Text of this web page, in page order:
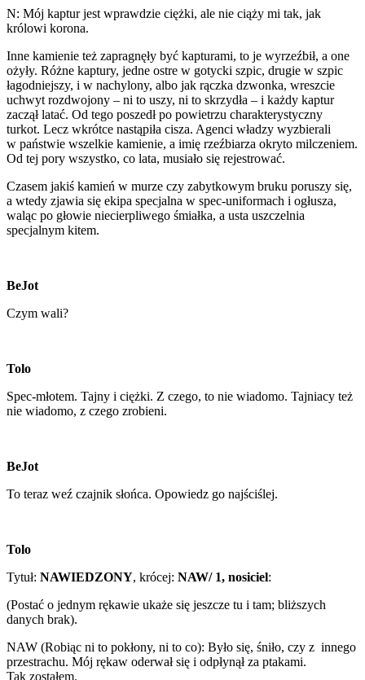
N: Mój kaptur jest wprawdzie ciężki, ale nie ciąży mi tak, jak
królowi korona.
Inne kamienie też zapragnęły być kapturami, to je wyrzeźbił, a one
ożyły. Różne kaptury, jedne ostre w gotycki szpic, drugie w szpic
łagodniejszy, i w nachylony, albo jak rączka dzwonka, wreszcie
uchwyt rozdwojony – ni to uszy, ni to skrzydła – i każdy kaptur
zaczął latać. Od tego poszedł po powietrzu charakterystyczny
turkot. Lecz wkrótce nastąpiła cisza. Agenci władzy wyzbierali
w państwie wszelkie kamienie, a imię rzeźbiarza okryto milczeniem.
Od tej pory wszystko, co lata, musiało się rejestrować.
Czasem jakiś kamień w murze czy zabytkowym bruku poruszy się,
a wtedy zjawia się ekipa specjalna w spec-uniformach i ogłusza,
waląc po głowie niecierpliwego śmiałka, a usta uszczelnia
specjalnym kitem.
BeJot
Czym wali?
Tolo
Spec-młotem. Tajny i ciężki. Z czego, to nie wiadomo. Tajniacy też
nie wiadomo, z czego zrobieni.
BeJot
To teraz weź czajnik słońca. Opowiedz go najściślej.
Tolo
Tytuł: NAWIEDZONY, krócej: NAW/ 1, nosiciel:
(Postać o jednym rękawie ukaże się jeszcze tu i tam; bliższych
danych brak).
NAW (Robiąc ni to pokłony, ni to co): Było się, śniło, czy z innego
przestrachu. Mój rękaw oderwał się i odpłynął za ptakami.
Tak zostałem.